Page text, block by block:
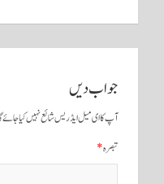
نیویگیشن
جواب دیں
آپ کا ای میل ایڈریس شائع نہیں کیا جائے
تبصرہ*